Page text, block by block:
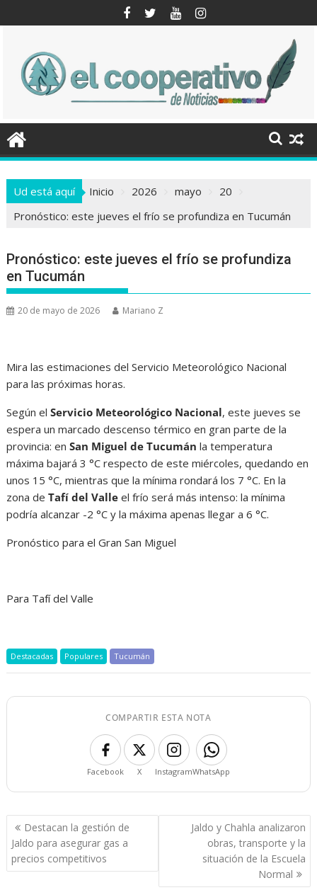
al
Ud está aquí Inicio 2026 mayo
20
Pronóstico: este jueves el frío se profundiza en Tucumán
Pronóstico: este jueves el frío se profundiza
en Tucumán
20 de mayo de 2026 Mariano Z
Mira las estimaciones del Servicio Meteorológico Nacional
para las próximas horas.
Según elServicio Meteorológico Nacional, este jueves se
espera un marcado descenso térmico en gran parte de la
provincia: enSan Miguel de Tucumán la temperatura
máxima bajará 3 °C respecto de este miércoles, quedando en
unos 15 °C, mientras que la mínima rondará los 7 °C. En la
zona deTafí del Valle el frío será más intenso: la mínima
podría alcanzar -2 °C y la máxima apenas llegar a 6 °C.
Pronóstico para el Gran San Miguel
Para Tafí del Valle
Destacadas Populares Tucumán
COMPARTIR ESTA NOTA
Facebook X InstagramWhatsApp
Navegación
de
entradas
Destacan la gestión de
Jaldo para asegurar gas a
precios competitivos
Jaldo y Chahla analizaron
obras, transporte y la
situación de la Escuela
Normal